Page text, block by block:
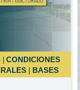
| CONDICIONES
| BASES